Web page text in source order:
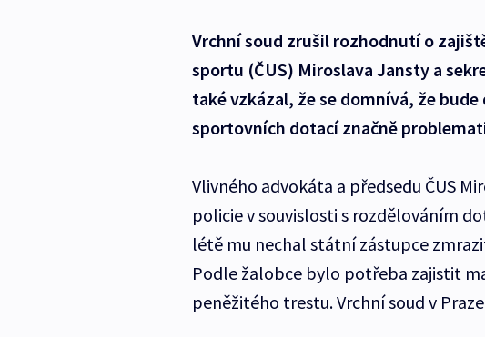
Vrchní soud zrušil rozhodnutí o
sportu (ČUS) Miroslava Jansty a
také vzkázal, že se domnívá, že
sportovních dotací značně
Vlivného advokáta a předsedu ČUS
policie v souvislosti s rozdělováním
létě mu nechal státní zástupce
Podle žalobce bylo potřeba zajistit
peněžitého trestu. Vrchní soud v